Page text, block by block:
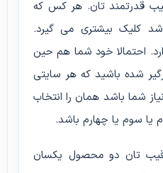
قدرتمند تان. هر کس که
کلیک بیشتری می گیرد.
احتمالا خود شما هم حین
شده باشید که هر سایتی
شما باشد همان را انتخاب
یا سوم یا چهارم باشد.
تان دو محصول یکسان